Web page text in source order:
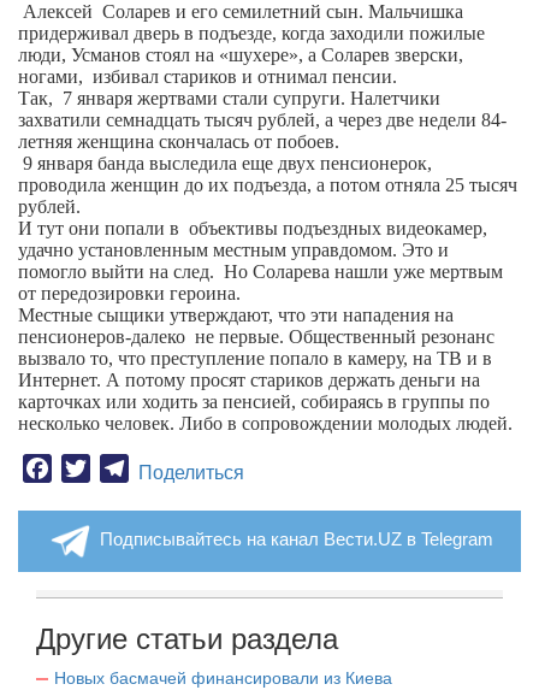
Алексей Соларев и его семилетний сын. Мальчишка
придерживал дверь в подъезде, когда заходили пожилые
люди, Усманов стоял на «шухере», а Соларев зверски,
ногами, избивал стариков и отнимал пенсии.
Так, 7 января жертвами стали супруги. Налетчики
захватили семнадцать тысяч рублей, а через две недели 84-
летняя женщина скончалась от побоев.
9 января банда выследила еще двух пенсионерок,
проводила женщин до их подъезда, а потом отняла 25 тысяч
рублей.
И тут они попали в объективы подъездных видеокамер,
удачно установленным местным управдомом. Это и
помогло выйти на след. Но Соларева нашли уже мертвым
от передозировки героина.
Местные сыщики утверждают, что эти нападения на
пенсионеров-далеко не первые. Общественный резонанс
вызвало то, что преступление попало в камеру, на ТВ и в
Интернет. А потому просят стариков держать деньги на
карточках или ходить за пенсией, собираясь в группы по
несколько человек. Либо в сопровождении молодых людей.
Facebook
TwitterTelegram
Поделиться
Подписывайтесь на канал Вести.UZ в Telegram
Другие статьи раздела
Новых басмачей финансировали из Киева